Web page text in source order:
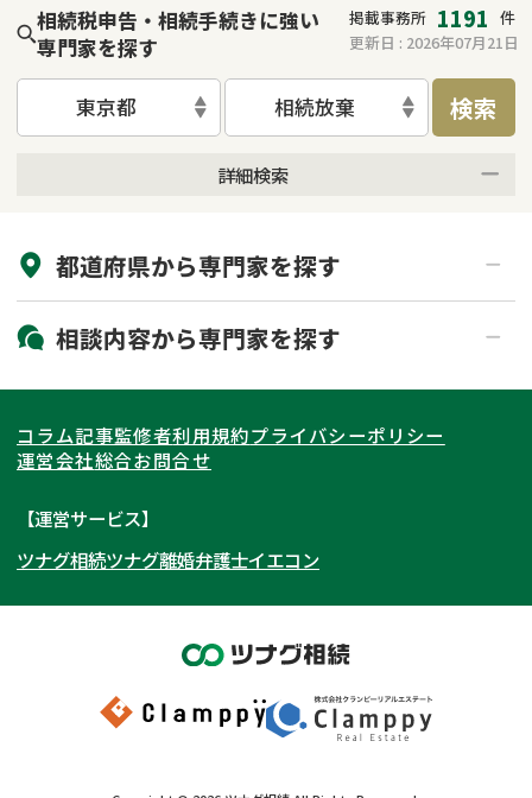
相続税申告・相続手続きに強い
専門家を探す
掲載事務所 1191 件
更新日 : 2026年07月21日
東京都 相続放棄 検索
詳細検索
初回相談無料
土日祝の相談可能
都道府県から専門家を探す
北海道・東北
北海道 青森県
岩手県 宮城県
秋田県
福島県
関東
東京都 神奈川県
埼玉県
茨城県 群馬県
東海
愛知県
岐阜県 山梨県
関西
大阪府 京都府
奈良県
和歌山県
北陸・甲信越
石川県
富山県
岡山県
九州・沖縄
相談内容から専門家を探す
相続登記
遺産分割
相続手続き
家族信託
成年後見・任意後見
相続財産調査
不動産評価(相続不動産)
相続トラブル
コラム記事監修者利用規約プライバシーポリシー
運営会社総合お問合せ
【運営サービス】
ツナグ相続ツナグ離婚弁護士イエコン